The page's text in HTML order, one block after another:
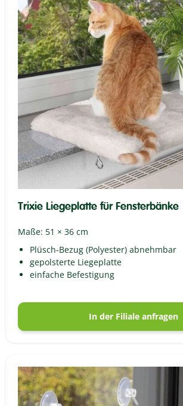
Trixie Liegeplatte für Fensterbänke
Maße: 51 × 36 cm
Plüsch-Bezug (Polyester) abnehmbar
gepolsterte Liegeplatte
einfache Befestigung
In der Filiale anfragen